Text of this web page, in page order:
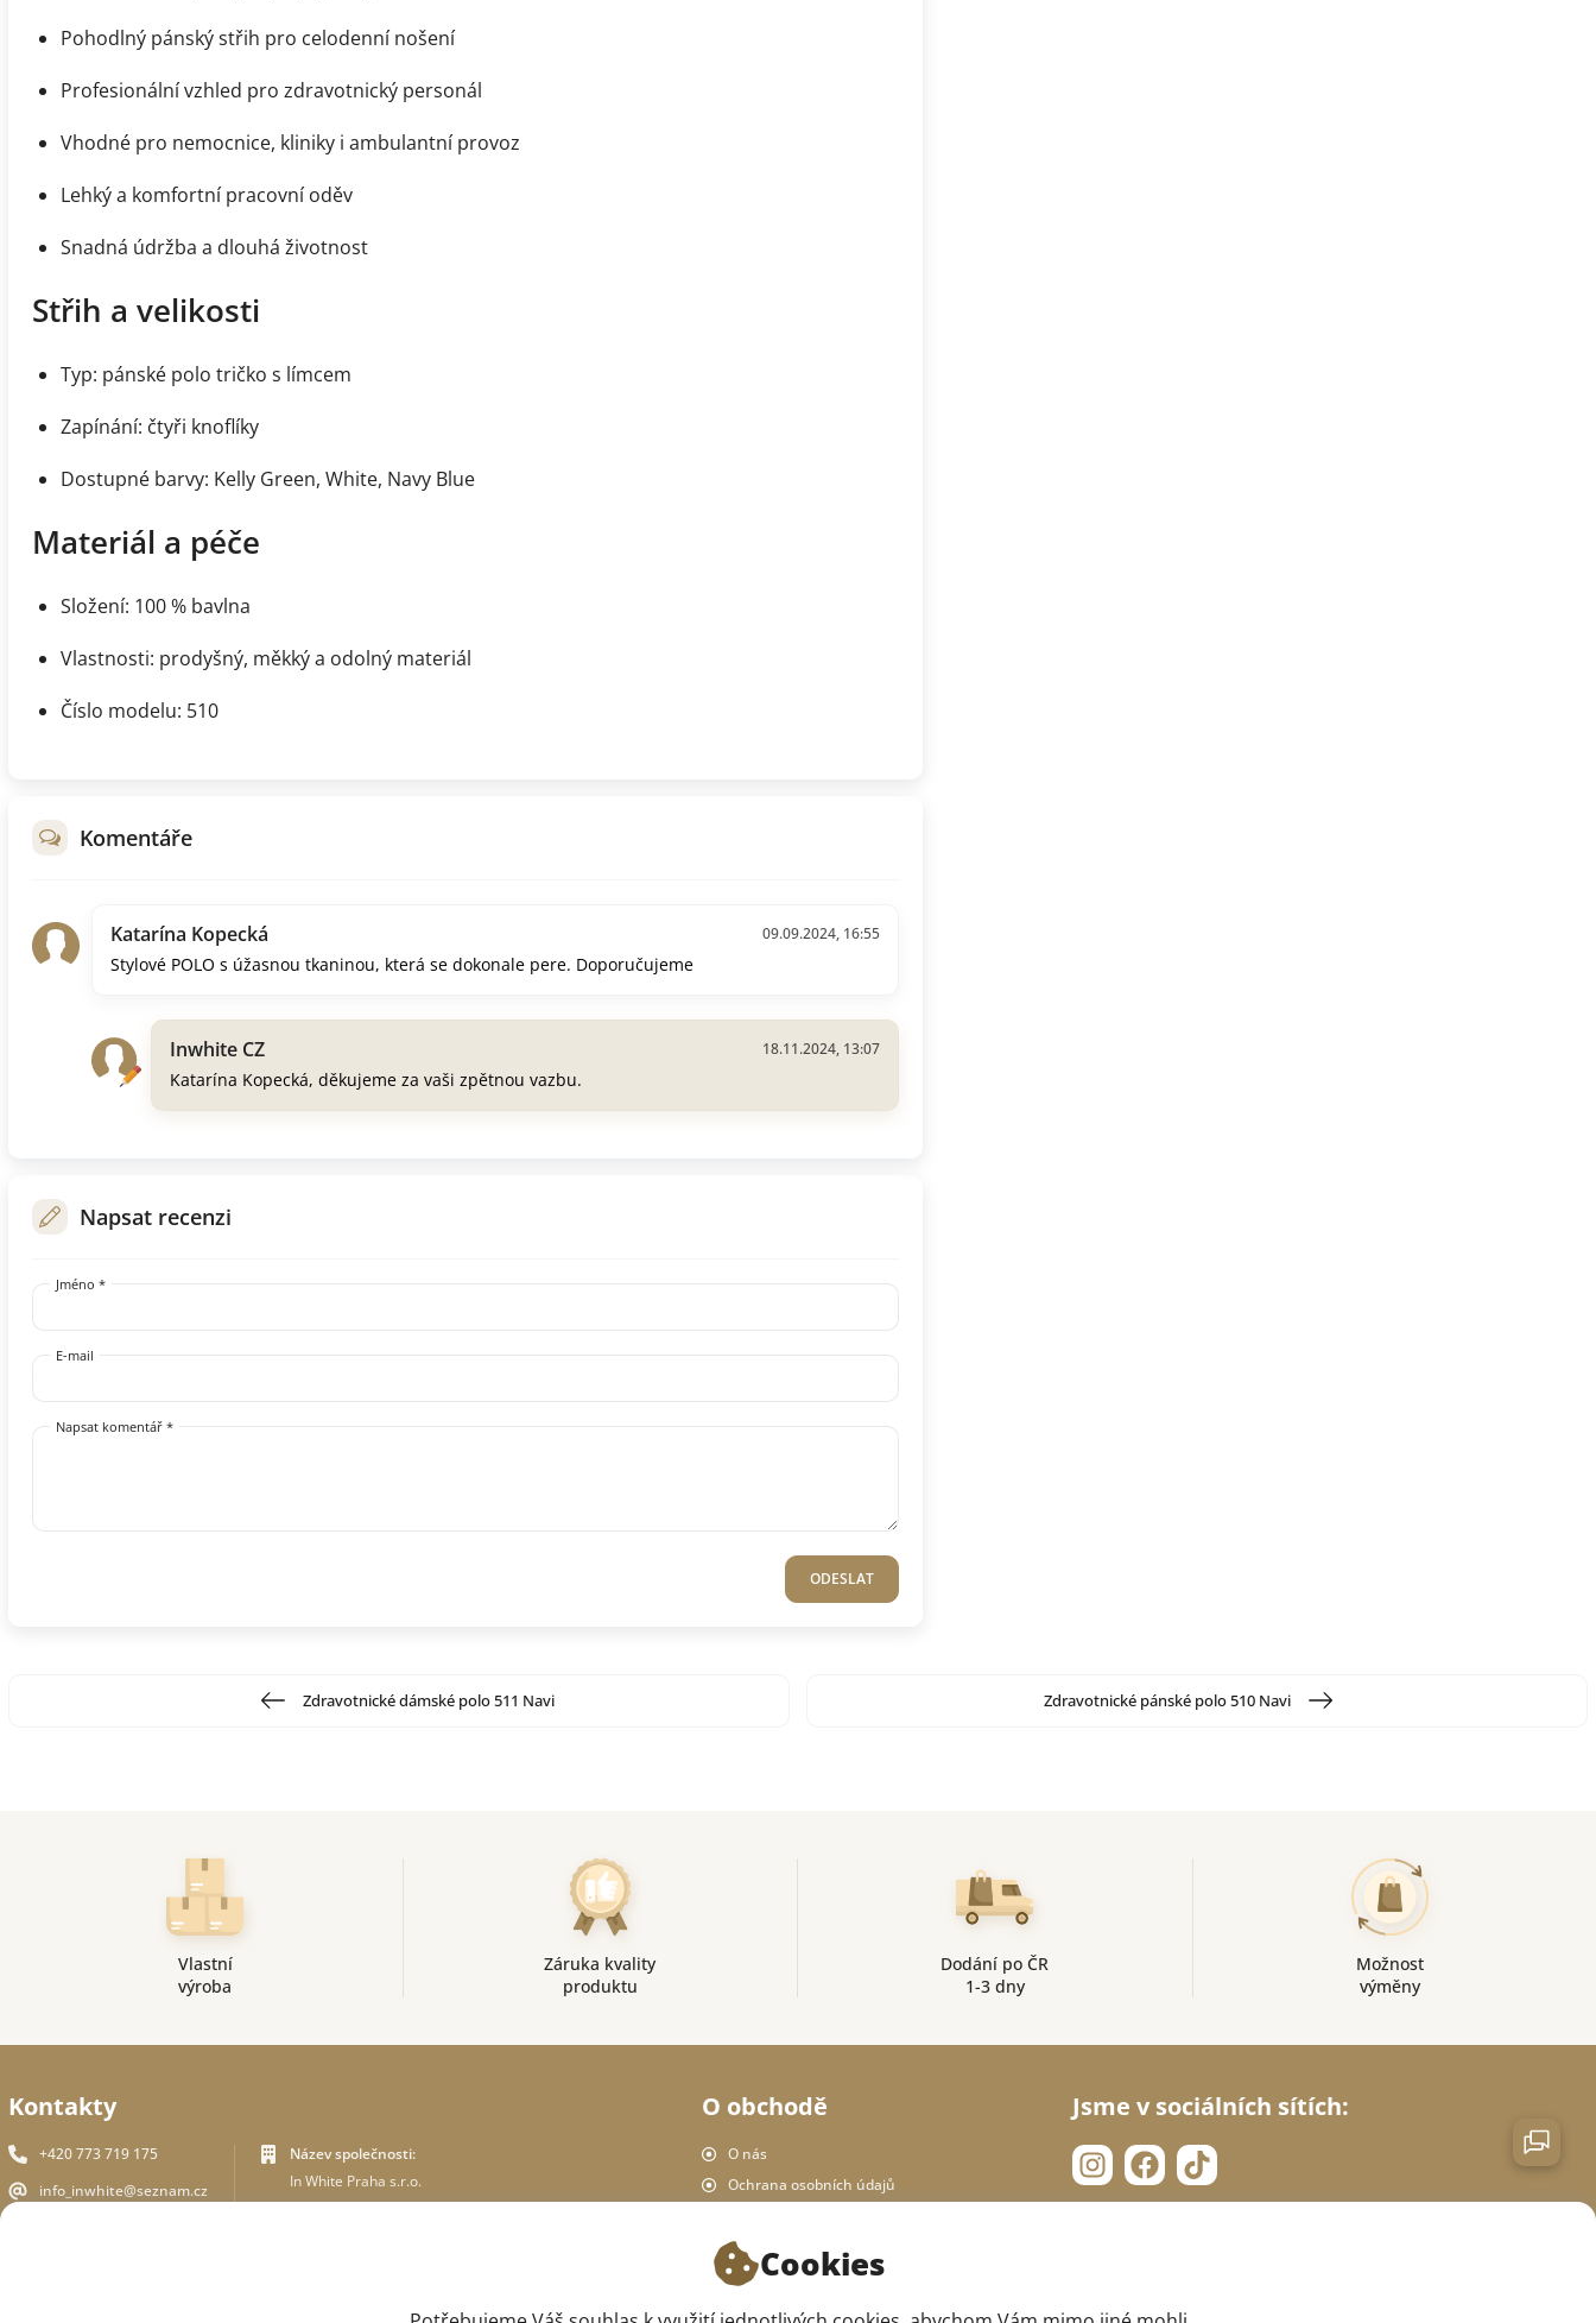
Pohodlný pánský střih pro celodenní nošení
Profesionální vzhled pro zdravotnický personál
Vhodné pro nemocnice, kliniky i ambulantní provoz
Lehký a komfortní pracovní oděv
Snadná údržba a dlouhá životnost
Střih a velikosti
Typ: pánské polo tričko s límcem
Zapínání: čtyři knoflíky
Dostupné barvy: Kelly Green, White, Navy Blue
Materiál a péče
Složení: 100 % bavlna
Vlastnosti: prodyšný, měkký a odolný materiál
Číslo modelu: 510
Komentáře
Katarína Kopecká 09.09.2024, 16:55
Stylové POLO s úžasnou tkaninou, která se dokonale pere. Doporučujeme
Inwhite CZ 18.11.2024, 13:07
Katarína Kopecká, děkujeme za vaši zpětnou vazbu.
Napsat recenzi
Jméno *
E-mail
Napsat komentář *
ODESLAT
Zdravotnické dámské polo 511 Navi Zdravotnické pánské polo 510 Navi
Vlastní
výroba
Záruka kvality
produktu
Dodání po ČR
1-3 dny
Možnost
výměny
Kontakty
+420 773 719 175
info_inwhite@seznam.cz
Název společnosti:
In White Praha s.r.o.
Adresa sídla:
O obchodě
O nás
Ochrana osobních údajů
Doručení a platba
Vrácení produktu
Náš obchod
Jsme v sociálních sítích:
Cookies